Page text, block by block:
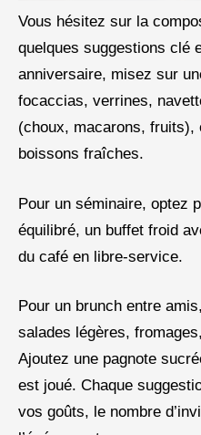
Vous hésitez sur la
quelques suggestions clé
anniversaire, misez sur
focaccias, verrines,
(choux, macarons, fruits),
boissons fraîches.
Pour un séminaire, optez
équilibré, un buffet froid
du café en libre-service.
Pour un brunch entre
salades légères,
Ajoutez une pagnote
est joué. Chaque
vos goûts, le nombre